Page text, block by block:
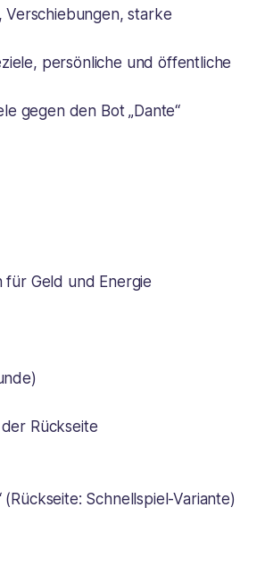
Verschiebungen, starke
persönliche und öffentliche
gegen den Bot „Dante“
Geld und Energie
Rückseite
Schnellspiel-Variante)